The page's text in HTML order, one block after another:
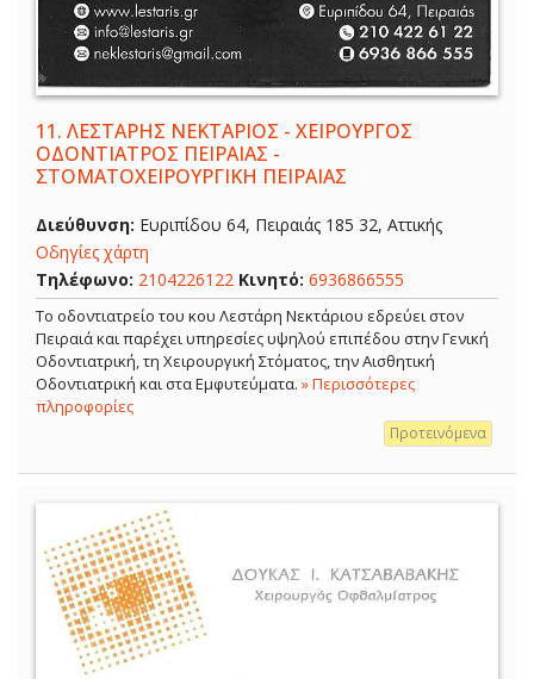
11. ΛΕΣΤΑΡΗΣ ΝΕΚΤΑΡΙΟΣ - ΧΕΙΡΟΥΡΓΟΣ
ΟΔΟΝΤΙΑΤΡΟΣ ΠΕΙΡΑΙΑΣ -
ΣΤΟΜΑΤΟΧΕΙΡΟΥΡΓΙΚΗ ΠΕΙΡΑΙΑΣ
Διεύθυνση: Ευριπίδου 64, Πειραιάς 185 32, Αττικής
Οδηγίες χάρτη
Τηλέφωνο: 2104226122 Κινητό: 6936866555
Το οδοντιατρείο του κου Λεστάρη Νεκτάριου εδρεύει στον
Πειραιά και παρέχει υπηρεσίες υψηλού επιπέδου στην Γενική
Οδοντιατρική, τη Χειρουργική Στόματος, την Αισθητική
Οδοντιατρική και στα Εμφυτεύματα. » Περισσότερες
πληροφορίες
Προτεινόμενα